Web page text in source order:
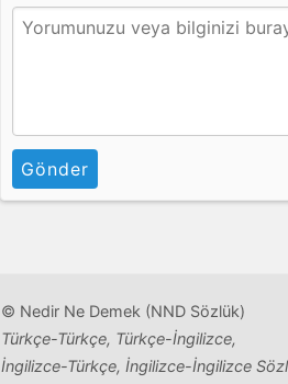
Gönder
© Nedir Ne Demek (NND Sözlük)
Türkçe-Türkçe, Türkçe-İngilizce,
İngilizce-Türkçe, İngilizce-İngilizce